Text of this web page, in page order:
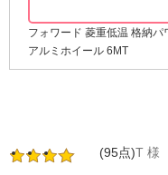
フォワード 菱重低温 格納
アルミホイール 6MT
(95点)T 様